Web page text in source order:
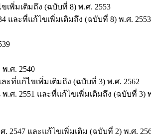
พิ่มเติมถึง (ฉบับที่ 8) พ.ศ. 2553
ละที่แก้ไขเพิ่มเติมถึง (ฉบับที่ 8) พ.ศ. 2553
.ศ. 2540
ที่แก้ไขเพิ่มเติมถึง (ฉบับที่ 3) พ.ศ. 2562
. 2551 และที่แก้ไขเพิ่มเติมถึง (ฉบับที่ 3) พ
และแก้ไขเพิ่มเติม (ฉบับที่ 2) พ.ศ.